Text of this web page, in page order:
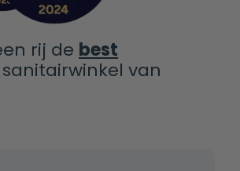
rij de best
sanitairwinkel van